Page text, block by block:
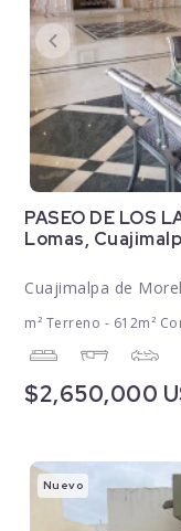
PASEO DE LOS
Lomas,
Cuajimalpa de
m² Terreno - 612m²
$2,650,000
Nuevo